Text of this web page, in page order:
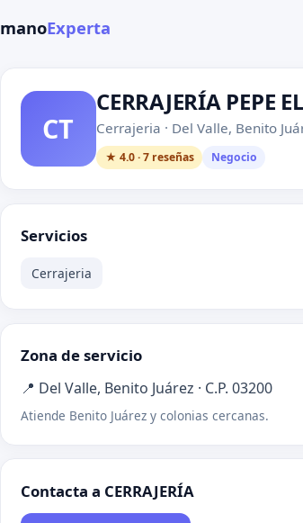
manoExperta
CT
CERRAJERÍA PEPE
Cerrajeria · Del Valle, Benito
★ 4.0 · 7 reseñas Negocio
Servicios
Cerrajeria
Zona de servicio
📍 Del Valle, Benito Juárez · C.P. 03200
Atiende Benito Juárez y colonias cercanas.
Contacta a CERRAJERÍA